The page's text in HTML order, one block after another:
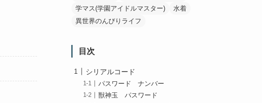
学マス(学園アイドルマスター)
水着
異世界のんびりライフ
目次
シリアルコード
パスワード ナンバー
獣神玉 パスワード